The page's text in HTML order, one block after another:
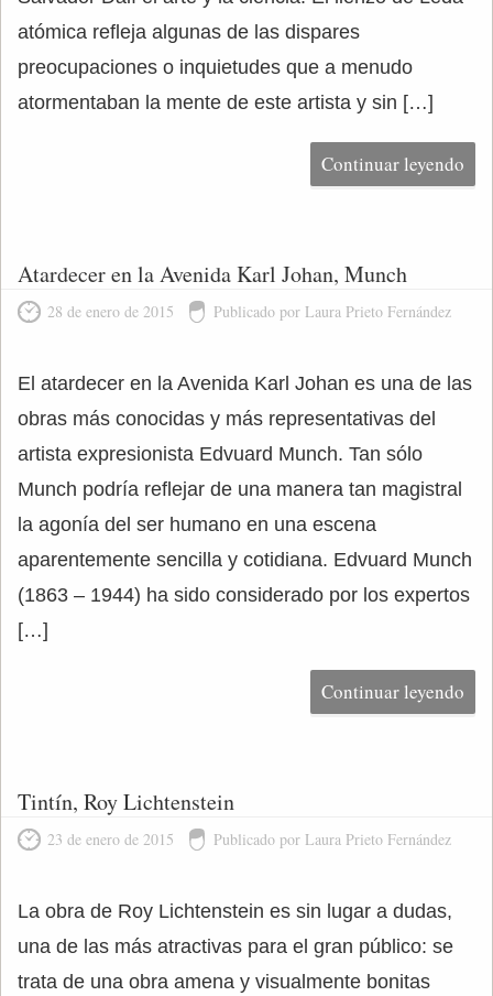
atómica refleja algunas de las dispares
preocupaciones o inquietudes que a menudo
atormentaban la mente de este artista y sin […]
Continuar leyendo
Atardecer en la Avenida Karl Johan, Munch
28 de enero de 2015 Publicado por Laura Prieto Fernández
El atardecer en la Avenida Karl Johan es una de las
obras más conocidas y más representativas del
artista expresionista Edvuard Munch. Tan sólo
Munch podría reflejar de una manera tan magistral
la agonía del ser humano en una escena
aparentemente sencilla y cotidiana. Edvuard Munch
(1863 – 1944) ha sido considerado por los expertos
[…]
Continuar leyendo
Tintín, Roy Lichtenstein
23 de enero de 2015 Publicado por Laura Prieto Fernández
La obra de Roy Lichtenstein es sin lugar a dudas,
una de las más atractivas para el gran público: se
trata de una obra amena y visualmente bonitas